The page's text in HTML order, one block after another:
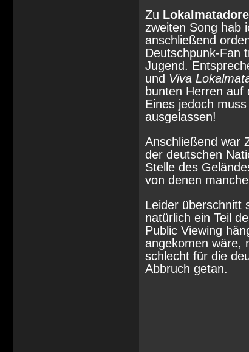
Zu Lokalmatadore
zweiten Song hab
anschließend
Deutschpunk-Fan
Jugend.
und Viva
bunten Herren auf
Eines jedoch
ausgelassen!
Anschließend war
der deutschen
Stelle des
von denen
Leider überschnitt
natürlich ein Teil
Public Viewing
angekomen wäre,
schlecht für die
Abbruch getan.